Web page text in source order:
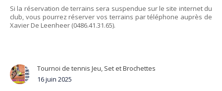
Si la réservation de terrains sera suspendue sur le site internet du
club, vous pourrez réserver vos terrains par téléphone auprès de
Xavier De Leenheer (0486.41.31.65).
Tournoi de tennis Jeu, Set et Brochettes
16 juin 2025